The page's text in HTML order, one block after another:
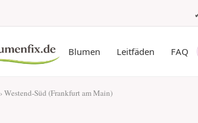
Blumen Leitfäden FAQ
› Westend-Süd (Frankfurt am Main)